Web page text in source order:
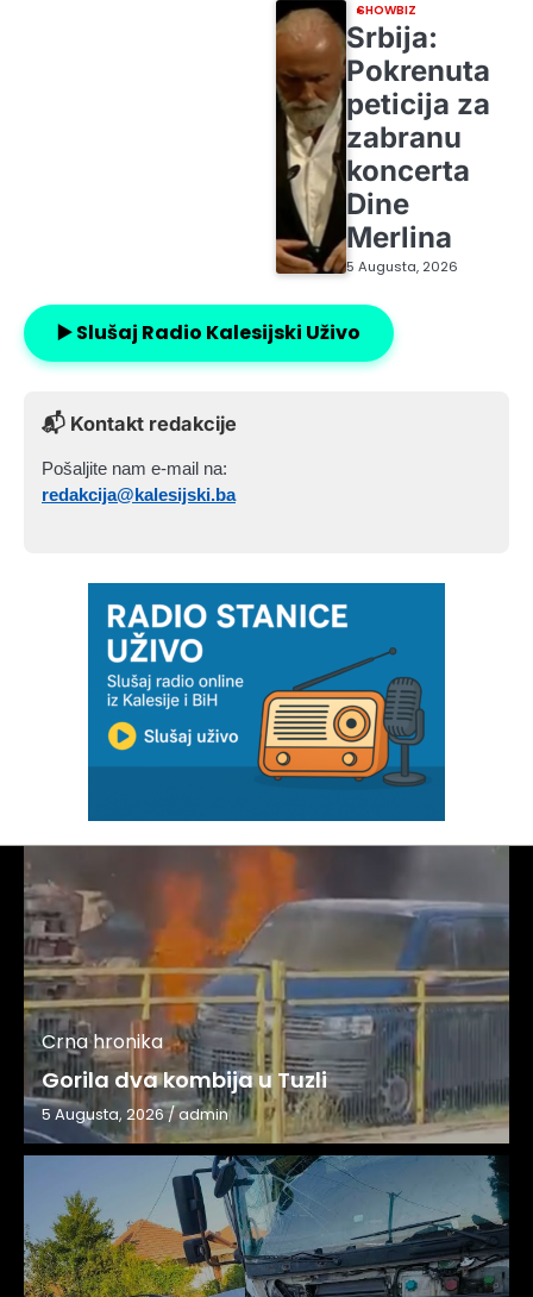
SHOWBIZ
Srbija:
Pokrenuta
peticija za
zabranu
koncerta
Dine
Merlina
5 Augusta, 2026
▶️ Slušaj Radio Kalesijski Uživo
📬 Kontakt redakcije
Pošaljite nam e-mail na:
redakcija@kalesijski.ba
Crna hronika
Gorila dva kombija u Tuzli
5 Augusta, 2026/admin